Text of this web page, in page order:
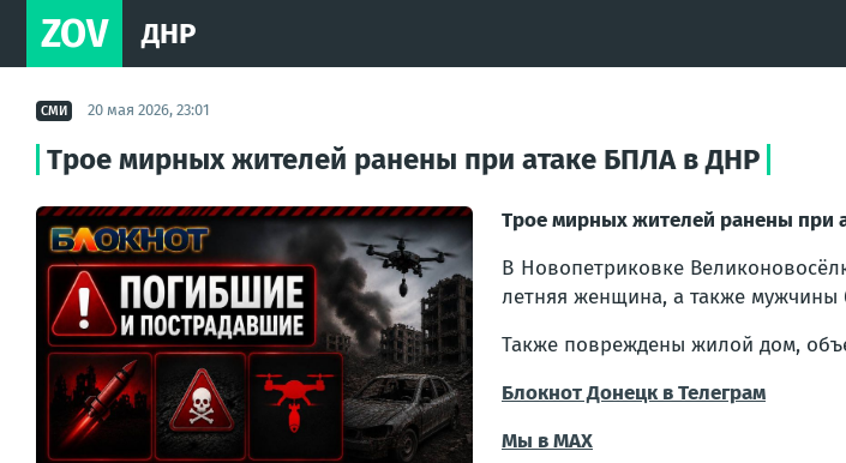
ZOV ДНР
СМИ 20 мая 2026, 23:01
Трое мирных жителей ранены при атаке БПЛА в ДНР
Трое мирных жителей ранены при
В Новопетриковке
летняя женщина, а также
Также повреждены жилой дом,
Блокнот Донецк в Телеграм
Мы в МАХ